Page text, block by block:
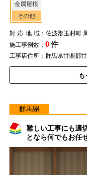
金属屋根
その他
対応地域：佐波郡玉村町
施工事例数： 0件
工事店住所：群馬県甘楽郡
も
群馬県
難しい工事にも適
となら何でもお任